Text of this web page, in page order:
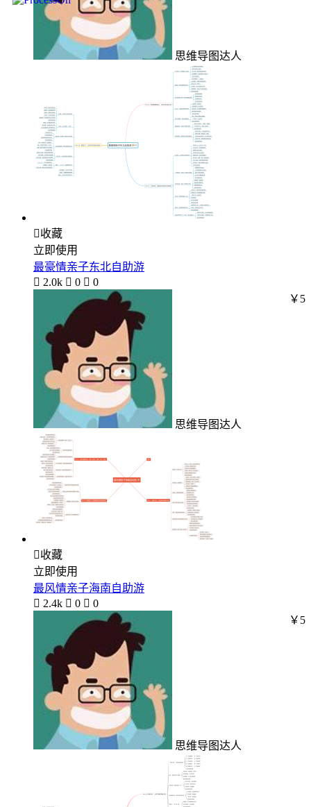
思维导图达人
收藏
立即使用
最豪情亲子东北自助游
 2.0k  0  0
思维导图达人
￥5
收藏
立即使用
最风情亲子海南自助游
 2.4k  0  0
思维导图达人
￥5